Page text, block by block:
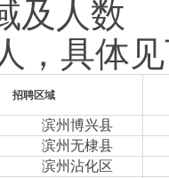
及人数
，具体
招聘区域
滨州博兴县
滨州无棣县
滨州沾化区